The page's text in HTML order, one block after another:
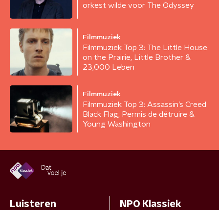
orkest wilde voor The Odyssey
Filmmuziek
Filmmuziek Top 3: The Little House
on the Prairie, Little Brother &
23,000 Leben
Filmmuziek
Filmmuziek Top 3: Assassin’s Creed
Black Flag, Permis de détruire &
Young Washington
Luisteren NPO Klassiek